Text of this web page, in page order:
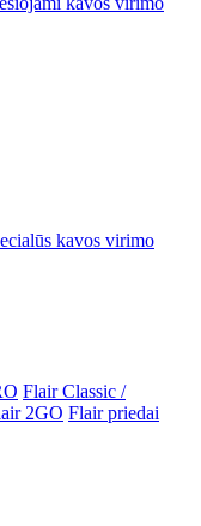
kavos virimo
Flair Classic /
2GO Flair priedai